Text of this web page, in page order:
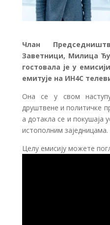
Члан
Заветници, Милица
гостовала је у емисији
емитује на ИН4С
Она се у свом
друштвене и политичке
а дотакла се и покушаја
истополним заједницама.
Целу емисију можете